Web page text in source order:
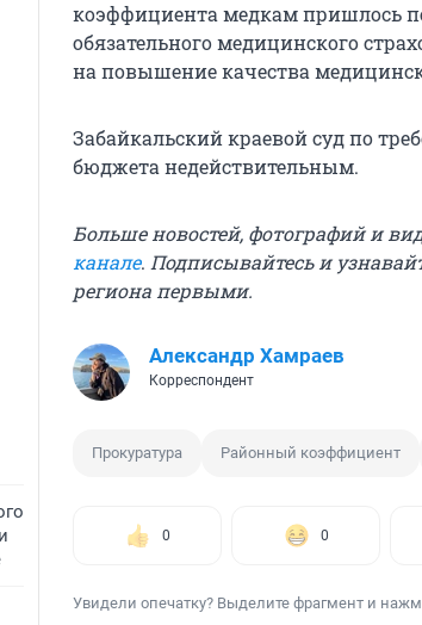
коэффициента медкам пришлось
обязательного медицинского
на повышение качества
Забайкальский краевой суд по
бюджета недействительным.
Больше новостей, фотографий и
канале. Подписывайтесь и
региона первыми.
Александр Хамраев
Корреспондент
Прокуратура Районный коэффициент
0 0
Увидели опечатку? Выделите фрагмент и